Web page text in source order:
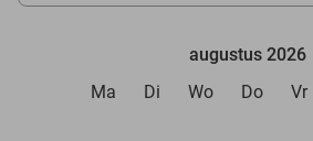
augustus 2026
Ma
Di Wo Do Vr